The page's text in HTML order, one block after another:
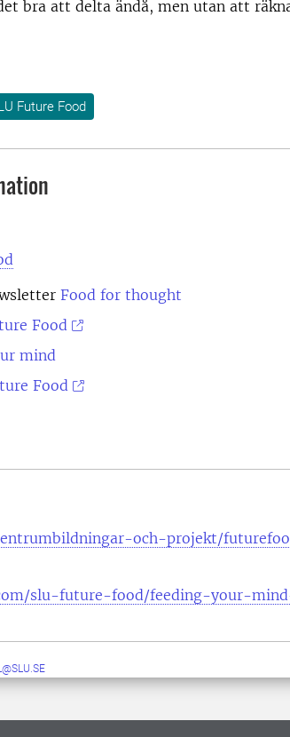
bra att delta ändå, men utan att
Future Food
Food for thought
Food
mind
Food
och-projekt/
slu-future-food/feeding-your-